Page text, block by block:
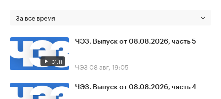
За все время
31:11
ЧЭЗ. Выпуск от 08.08.2026, часть 5
ЧЭЗ 08 авг, 19:05
ЧЭЗ. Выпуск от 08.08.2026, часть 4